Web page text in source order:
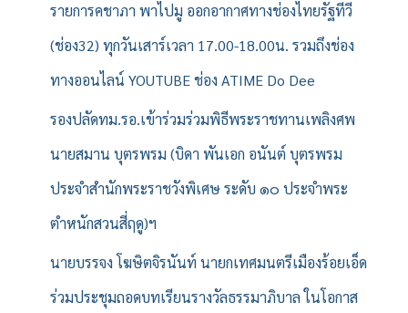
รายการคชาภา พาไปมู ออกอากาศทางช่องไทยรัฐทีวี
(ช่อง32) ทุกวันเสาร์เวลา 17.00-18.00น. รวมถึงช่อง
ทางออนไลน์ YOUTUBE ช่อง ATIME Do Dee
รองปลัดทม.รอ.เข้าร่วมร่วมพิธีพระราชทานเพลิงศพ
นายสมาน บุตรพรม (บิดา พันเอก อนันต์ บุตรพรม
ประจำสำนักพระราชวังพิเศษ ระดับ ๑๐ ประจำพระ
ตำหนักสวนสี่ฤดู)ฯ
นายบรรจง โฆษิตจิรนันท์ นายกเทศมนตรีเมืองร้อยเอ็ด
ร่วมประชุมถอดบทเรียนรางวัลธรรมาภิบาล ในโอกาส